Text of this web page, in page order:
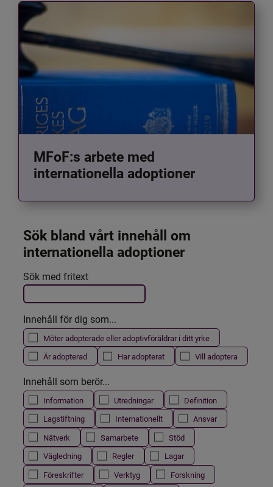
MFoF:s arbete med
internationella adoptioner
Sök bland vårt innehåll om
internationella adoptioner
Filtrera resultatet
Det här formuläret postas automatiskt
Sök med fritext
Innehåll för dig som...
Möter adopterade eller adoptivföräldrar i ditt yrke
Är adopterad
Har adopterat Vill adoptera
Innehåll som berör...
Information Utredningar
Definition
Lagstiftning
Internationellt
Ansvar
Nätverk
Samarbete
Stöd
Vägledning
Regler
Lagar
Föreskrifter
Verktyg
Forskning